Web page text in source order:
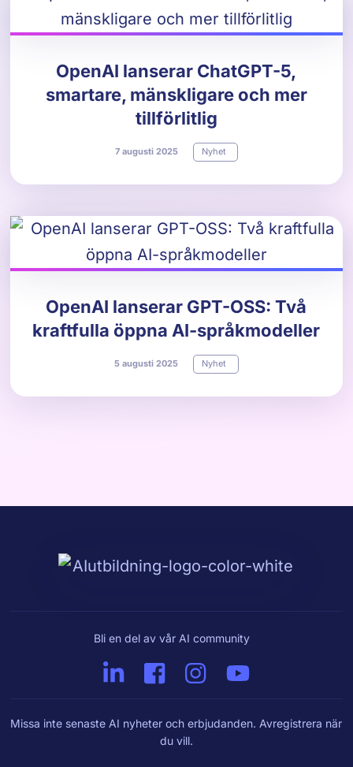
OpenAI lanserar ChatGPT-5,
smartare, mänskligare och mer
tillförlitlig
7 augusti 2025 Nyhet
OpenAI lanserar GPT-OSS: Två
kraftfulla öppna AI-språkmodeller
5 augusti 2025 Nyhet
Bli en del av vår AI community
Missa inte senaste AI nyheter och erbjudanden. Avregistrera när
du vill.